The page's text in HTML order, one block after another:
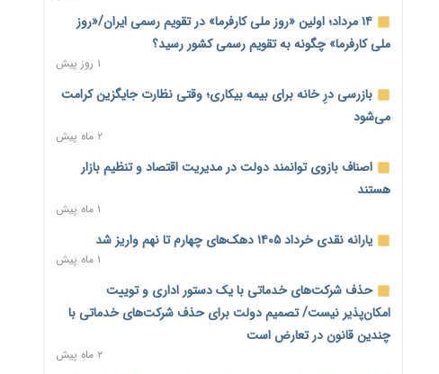
رئیس سازمان امور مالیاتی: بلاگرهای پردرآمد مشمول پرداخت
مالیات هستند
پیش‌بینی افزایش تولید برنج؛ نیاز وارداتی کشور به ۵۰۰ هزار تن
کاهش می‌یابد
میلیارد دلاری
اختیارات جدید گمرکات برای تمدید ورود موقت کالا و خودرو تا
۲۳ ساعت پیش
فهرست کالاهای فولادی و فلزات مشمول بازگشت ۱۰۰ درصد ارز
صادراتی ابلاغ شد
۱۴ مرداد؛ اولین «روز ملی کارفرما» در تقویم رسمی ایران/«روز
ملی کارفرما» چگونه به تقویم رسمی کشور رسید؟
۱ روز پیش
بازرسی درِ خانه برای بیمه بیکاری؛ وقتی نظارت جایگزین کرامت
می‌شود
۲ ماه پیش
اصناف بازوی توانمند دولت در مدیریت اقتصاد و تنظیم بازار
هستند
۱ ماه پیش
یارانه نقدی خرداد ۱۴۰۵ دهک‌های چهارم تا نهم واریز شد
۱ ماه پیش
حذف شرکت‌های خدماتی با یک دستور اداری و توییت
امکان‌پذیر نیست/ تصمیم دولت برای حذف شرکت‌های خدماتی با
چندین قانون در تعارض است
۲ ماه پیش